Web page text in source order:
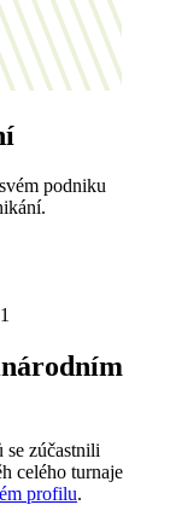
podniku
zúčastnili
celého turnaje
profilu.